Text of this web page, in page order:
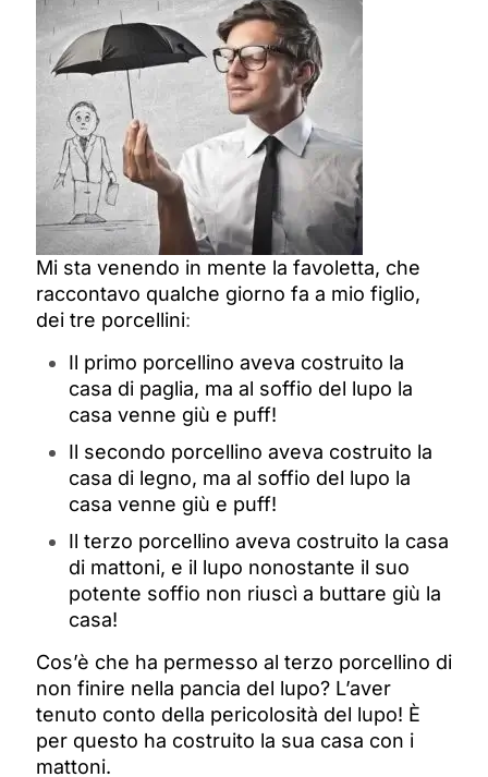
Mi sta venendo in mente la favoletta, che
raccontavo qualche giorno fa a mio figlio,
dei tre porcellini:
Il primo porcellino aveva costruito la
casa di paglia, ma al soffio del lupo la
casa venne giù e puff!
Il secondo porcellino aveva costruito la
casa di legno, ma al soffio del lupo la
casa venne giù e puff!
Il terzo porcellino aveva costruito la casa
di mattoni, e il lupo nonostante il suo
potente soffio non riuscì a buttare giù la
casa!
Cos’è che ha permesso al terzo porcellino di
non finire nella pancia del lupo? L’aver
tenuto conto della pericolosità del lupo! È
per questo ha costruito la sua casa con i
mattoni.